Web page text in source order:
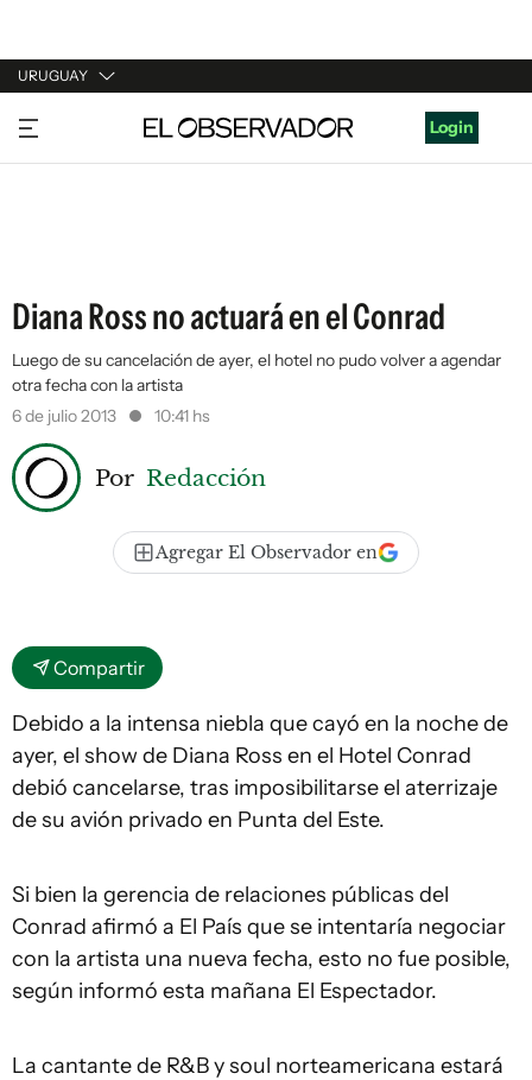
URUGUAY
URUGUAY
ARGENTINA
Login
Diana Ross no actuará en el Conrad
Luego de su cancelación de ayer, el hotel no pudo volver a agendar
otra fecha con la artista
6 de julio 2013
10:41 hs
Por Redacción
Agregar El Observador en
Compartir
Debido a la intensa niebla que cayó en la noche de
ayer, el show de Diana Ross en el Hotel Conrad
debió cancelarse, tras imposibilitarse el aterrizaje
de su avión privado en Punta del Este.
Si bien la gerencia de relaciones públicas del
Conrad afirmó a El País que se intentaría negociar
con la artista una nueva fecha, esto no fue posible,
según informó esta mañana El Espectador.
La cantante de R&B y soul norteamericana estará